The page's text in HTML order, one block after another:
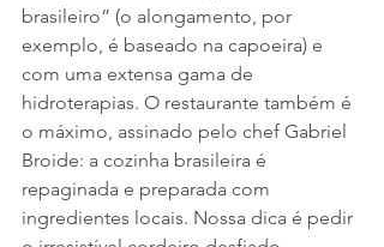
brasileiro” (o alongamento, por
exemplo, é baseado na capoeira) e
com uma extensa gama de
hidroterapias. O restaurante também é
o máximo, assinado pelo chef Gabriel
Broide: a cozinha brasileira é
repaginada e preparada com
ingredientes locais. Nossa dica é pedir